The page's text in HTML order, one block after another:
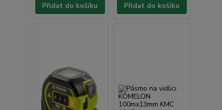
Přidat do košíku Přidat do košíku